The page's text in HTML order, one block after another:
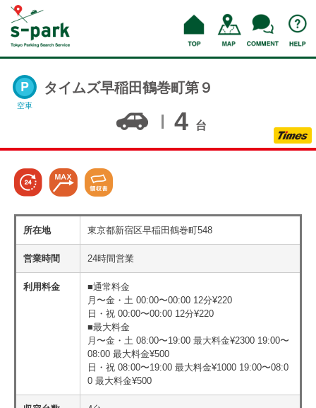
空車
タイムズ早稲田鶴巻町第９
4 台
所在地 東京都新宿区早稲田鶴巻町548
営業時間 24時間営業
利用料金
■通常料金
月〜金・土 00:00〜00:00 12分¥220
日・祝 00:00〜00:00 12分¥220
■最大料金
月〜金・土 08:00〜19:00 最大料金¥2300 19:00〜
08:00 最大料金¥500
日・祝 08:00〜19:00 最大料金¥1000 19:00〜08:0
0 最大料金¥500